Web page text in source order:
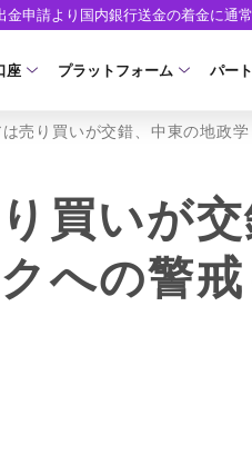
金申請より国内銀行送金の着金に通
ア） ス
ゼ
ス
座
口座タイプ
人のお客様
ゼロ口座 NEW
必
開
プラットフォーム
MT5
MT4
cTrader
パー
イン
特別
売り買いが交錯、中東の地政
買いが交
への警